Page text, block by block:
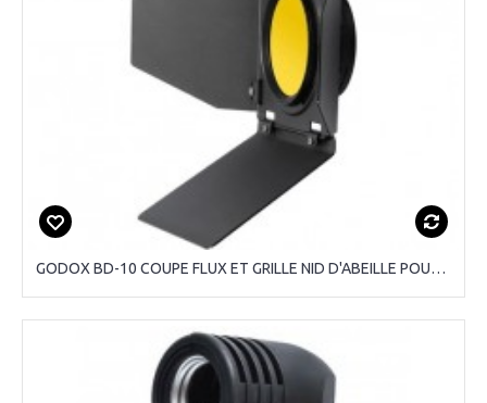
GODOX BD-10 COUPE FLUX ET GRILLE NID D'ABEILLE POUR AD300 PRO